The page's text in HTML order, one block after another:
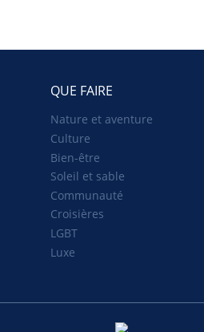
QUE FAIRE
Nature et aventure
Culture
Bien-être
Soleil et sable
Communauté
Croisières
LGBT
Luxe